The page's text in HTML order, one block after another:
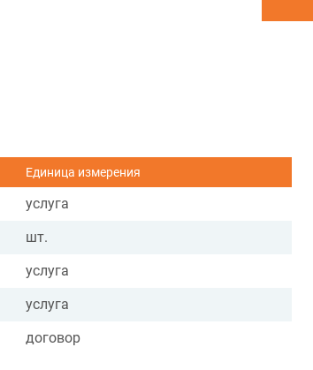
Единица измерения
услуга
шт.
услуга
услуга
договор